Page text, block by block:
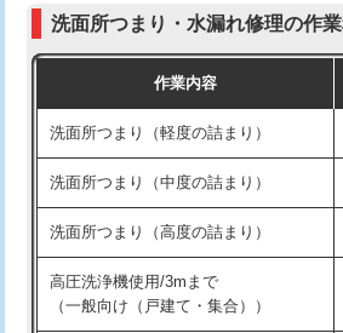
モルタル補修（厚さ10㎝まで）
モルタル補修（厚さ10㎝超え）
洗面台設置
バスタブ設置
追加人工
（P/S/ポップアップ））
交換・取付（その他部品）
持込商品取付（単水栓）
持込商品取付（混合水栓）
持込商品取付（浄水器・分岐水栓）
給水管工事※（ホール加工)
給水管工事※（バンド止め)
洗面所つまり・水漏れ修理の作
作業内容
洗面所つまり（軽度の詰まり）
洗面所つまり（中度の詰まり）
洗面所つまり（高度の詰まり）
高圧洗浄機使用/3mまで
（一般向け（戸建て・集合））